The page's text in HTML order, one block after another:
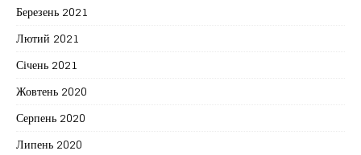
Березень 2021
Лютий 2021
Січень 2021
Жовтень 2020
Серпень 2020
Липень 2020